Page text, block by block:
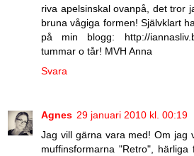
riva apelsinskal ovanpå, det tror
bruna vågiga formen! Självklart
på min blogg: http://
tummar o tår! MVH Anna
Svara
Agnes 29 januari 2010 kl. 00:19
Jag vill gärna vara med! Om jag
muffinsformarna "Retro",